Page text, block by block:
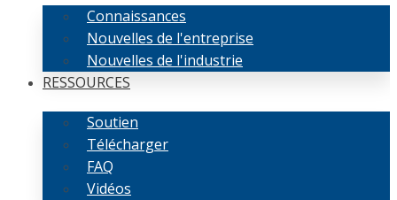
Connaissances
Nouvelles de l'entreprise
Nouvelles de l'industrie
RESSOURCES
Soutien
Télécharger
FAQ
Vidéos